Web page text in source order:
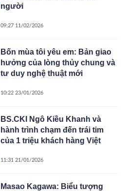
người
09:27 11/02/2026
Bốn mùa tôi yêu em: Bản giao
hưởng của lòng thủy chung và
tư duy nghệ thuật mới
10:22 23/01/2026
BS.CKI Ngô Kiều Khanh và
hành trình chạm đến trái tim
của 1 triệu khách hàng Việt
11:31 21/01/2026
Masao Kagawa: Biểu tượng